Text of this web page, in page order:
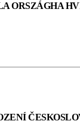
ORSZÁGHA